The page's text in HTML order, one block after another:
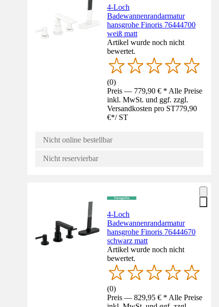
4-Loch
Badewannenrandarmatur
hansgrohe Finoris 76444700
weiß matt
Artikel wurde noch nicht
bewertet.
(0)
Preis — 779,90 € * Alle Preise
inkl. MwSt. und ggf. zzgl.
Versandkosten pro ST779,90
€*/ ST
Nicht online bestellbar
Nicht reservierbar
4-Loch
Badewannenrandarmatur
hansgrohe Finoris 76444670
schwarz matt
Artikel wurde noch nicht
bewertet.
(0)
Preis — 829,95 € * Alle Preise